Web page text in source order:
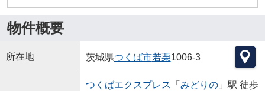
物件概要
所在地 茨城県つくば市若栗1006-3
つくばエクスプレス 「 みどりの」駅 徒歩